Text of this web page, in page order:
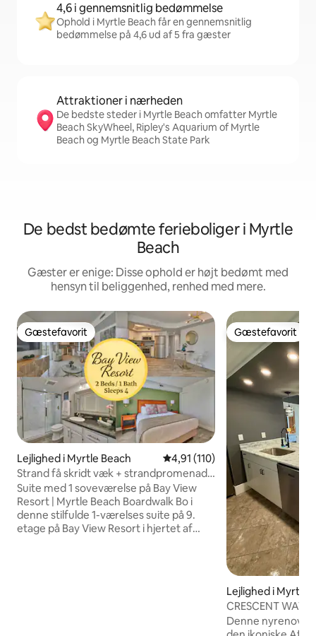
4,6 i gennemsnitlig bedømmelse
Ophold i Myrtle Beach får en gennemsnitlig
bedømmelse på 4,6 ud af 5 fra gæster
Attraktioner i nærheden
De bedste steder i Myrtle Beach omfatter Myrtle
Beach SkyWheel, Ripley's Aquarium of Myrtle
Beach og Myrtle Beach State Park
De bedst bedømte ferieboliger i Myrtle
Beach
Gæster er enige: Disse ophold er højt bedømt med
hensyn til beliggenhed, renhed med mere.
Gæstefavorit
Gæstefavorit
Lejlighed i Myrtle Beach 4,91 ud af 5 i gennemsnitlig
4,91 (110)
Strand få skridt væk + strandpromenade
| Bay View Resort
Suite med 1 soveværelse på Bay View
Resort | Myrtle Beach Boardwalk Bo i
denne stilfulde 1-værelses suite på 9.
etage på Bay View Resort i hjertet af
Gæstefavorit
Gæstefavorit
Lejlighed i Myrtle
CRESCENT
Beliggenhed
Denne